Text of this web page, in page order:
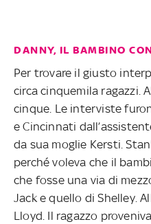
DANNY, IL BAMBINO
Per trovare il giusto
circa cinquemila ragazzi.
cinque. Le interviste
e Cincinnati
da sua moglie Kersti.
perché voleva che il
che fosse una via di
Jack e quello di Shelley.
Lloyd. Il ragazzo